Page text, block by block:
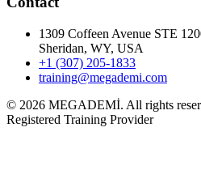
1309 Coffeen Avenue STE
Sheridan, WY, USA
+1 (307) 205-1833
training@megademi.com
© 2026 MEGADEMİ. All rights
Registered Training Provider